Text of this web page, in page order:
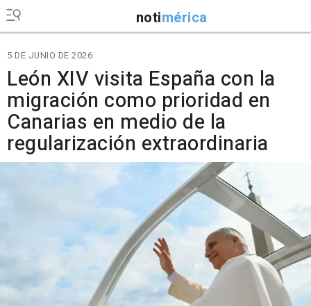
notimérica
5 DE JUNIO DE 2026
León XIV visita España con la
migración como prioridad en
Canarias en medio de la
regularización extraordinaria